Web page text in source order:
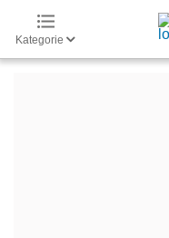
Kategorie